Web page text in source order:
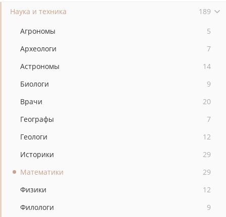
Наука и техника 189
Агрономы
5
Археологи
7
Астрономы
14
Биологи
9
Врачи
20
Географы
7
Геологи
12
Историки
29
Математики
29
Физики
12
Филологи
9